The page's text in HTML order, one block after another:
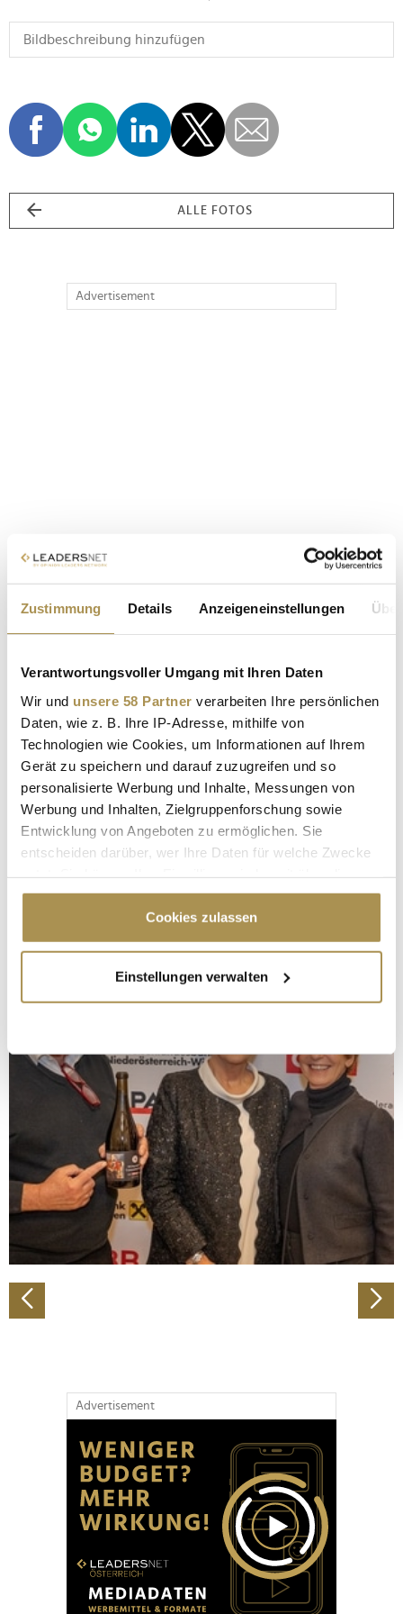
Zustimmung Details Anzeigeneinstellungen
Verantwortungsvoller Umgang mit Ihren Daten
Wir und unsere 58 Partner verarbeiten Ihre persönlichen
Daten, wie z. B. Ihre IP-Adresse, mithilfe von
Technologien wie Cookies, um Informationen auf Ihrem
Gerät zu speichern und darauf zuzugreifen und so
personalisierte Werbung und Inhalte, Messungen von
Werbung und Inhalten, Zielgruppenforschung sowie
Entwicklung von Angeboten zu ermöglichen. Sie
entscheiden darüber, wer Ihre Daten für welche Zwecke
Cookie-Erklärung oder durch Klicken auf das Privacy
Trigger Symbol ändern oder widerrufen
Informationen über Ihre geografische Lage
erfassen, welche bis auf einige Meter genau sein
bestimmten Merkmalen (Fingerprinting) identifizieren
Erfahren Sie mehr darüber, wie Ihre persönlichen Daten
verarbeitet werden, und legen Sie Ihre Präferenzen im
Abschnitt Einzelheitenfest.
Wir verwenden Cookies, um Inhalte und Anzeigen zu
personalisieren, Funktionen für soziale Medien anbieten
zu können und die Zugriffe auf unsere Website zu
analysieren. Außerdem geben wir Informationen zu Ihrer
Verwendung unserer Website an unsere Partner für
soziale Medien, Werbung und Analysen weiter. Unsere
Partner führen diese Informationen möglicherweise mit
Cookies zulassen
Einstellungen verwalten
ALLE FOTOS
Advertisement
Advertisement